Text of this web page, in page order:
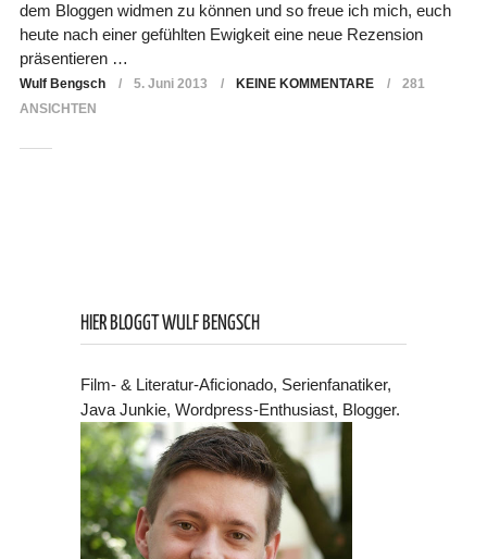
dem Bloggen widmen zu können und so freue ich mich, euch
heute nach einer gefühlten Ewigkeit eine neue Rezension
präsentieren …
Wulf Bengsch 5. Juni 2013 KEINE KOMMENTARE
281
ANSICHTEN
HIER BLOGGT WULF BENGSCH
Film- & Literatur-Aficionado, Serienfanatiker,
Java Junkie, Wordpress-Enthusiast, Blogger.